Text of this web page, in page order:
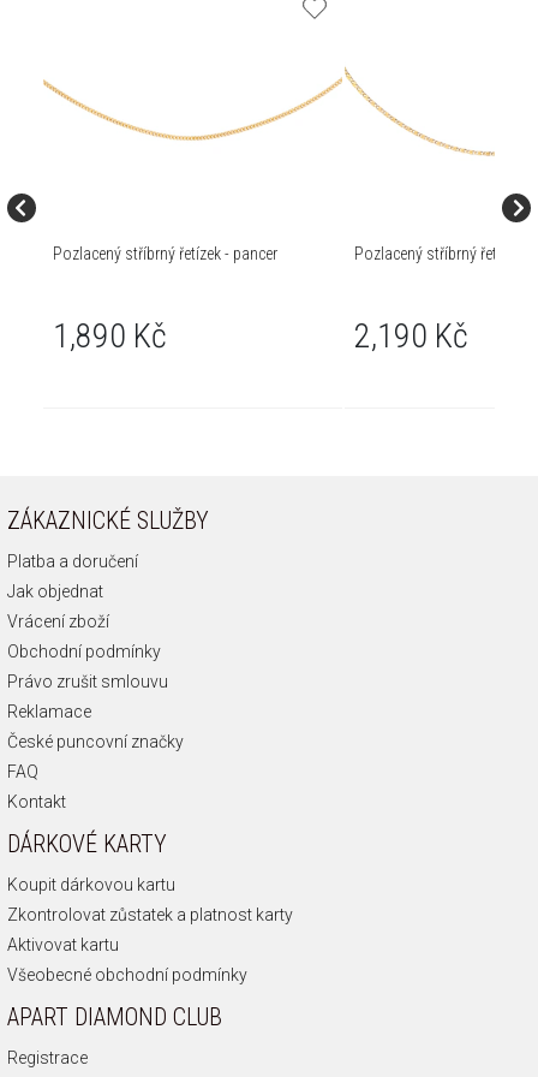
Pozlacený stříbrný řetízek - pancer
1,890 Kč
Pozlacený stříbrný řetízek
2,190 Kč
ZÁKAZNICKÉ SLUŽBY
Platba a doručení
Jak objednat
Vrácení zboží
Obchodní podmínky
Právo zrušit smlouvu
Reklamace
České puncovní značky
FAQ
Kontakt
DÁRKOVÉ KARTY
Koupit dárkovou kartu
Zkontrolovat zůstatek a platnost karty
Aktivovat kartu
Všeobecné obchodní podmínky
APART DIAMOND CLUB
Registrace